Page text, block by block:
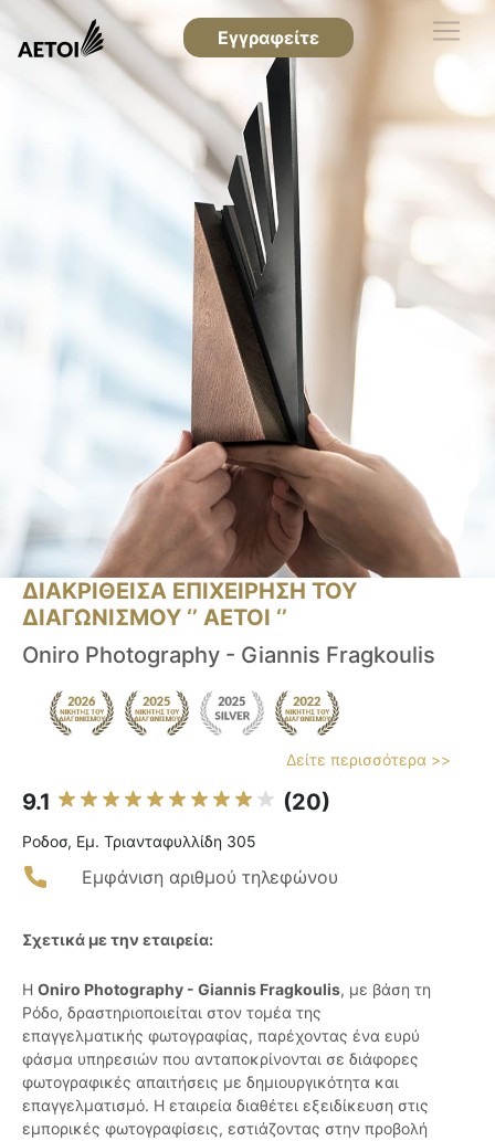
Εγγραφείτε
ΔΙΑΚΡΙΘΕΙΣΑ ΕΠΙΧΕΙΡΗΣΗ ΤΟΥ
ΔΙΑΓΩΝΙΣΜΟΥ ‘’ ΑΕΤΟΙ ‘’
Oniro Photography - Giannis Fragkoulis
Δείτε περισσότερα >>
9.1 (20)
Ροδοσ, Εμ. Τριανταφυλλίδη 305
Εμφάνιση αριθμού τηλεφώνου
Σχετικά με την εταιρεία:
Η Oniro Photography - Giannis Fragkoulis, με βάση τη
Ρόδο, δραστηριοποιείται στον τομέα της
επαγγελματικής φωτογραφίας, παρέχοντας ένα ευρύ
φάσμα υπηρεσιών που ανταποκρίνονται σε διάφορες
φωτογραφικές απαιτήσεις με δημιουργικότητα και
επαγγελματισμό. Η εταιρεία διαθέτει εξειδίκευση στις
εμπορικές φωτογραφίσεις, εστιάζοντας στην προβολή